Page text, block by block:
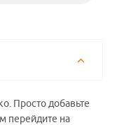
Просто добавьте
перейдите на